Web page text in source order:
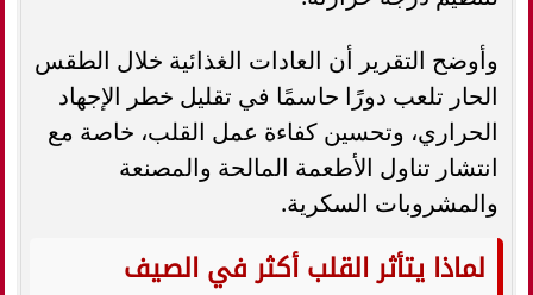
وأوضح التقرير أن العادات الغذائية خلال الطقس
الحار تلعب دورًا حاسمًا في تقليل خطر الإجهاد
الحراري، وتحسين كفاءة عمل القلب، خاصة مع
انتشار تناول الأطعمة المالحة والمصنعة
والمشروبات السكرية.
لماذا يتأثر القلب أكثر في الصيف